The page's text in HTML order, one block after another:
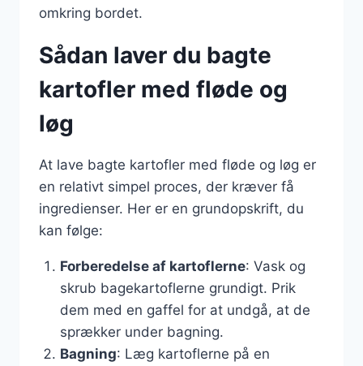
omkring bordet.
Sådan laver du bagte
kartofler med fløde og
løg
At lave bagte kartofler med fløde og løg er
en relativt simpel proces, der kræver få
ingredienser. Her er en grundopskrift, du
kan følge:
Forberedelse af kartoflerne: Vask og
skrub bagekartoflerne grundigt. Prik
dem med en gaffel for at undgå, at de
sprækker under bagning.
Bagning: Læg kartoflerne på en